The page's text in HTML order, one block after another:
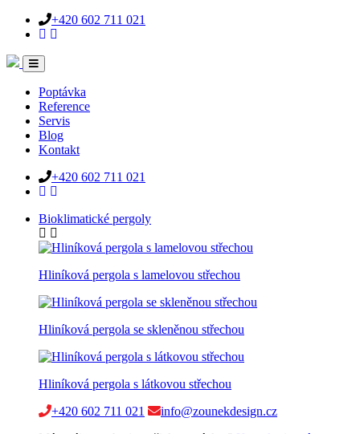
+420 602 711 021
Poptávka
Reference
Servis
Blog
Kontakt
+420 602 711 021
Bioklimatické pergoly
Hliníková pergola s lamelovou střechou
Hliníková pergola se skleněnou střechou
Hliníková pergola s látkovou střechou
+420 602 711 021
info@zounekdesign.cz